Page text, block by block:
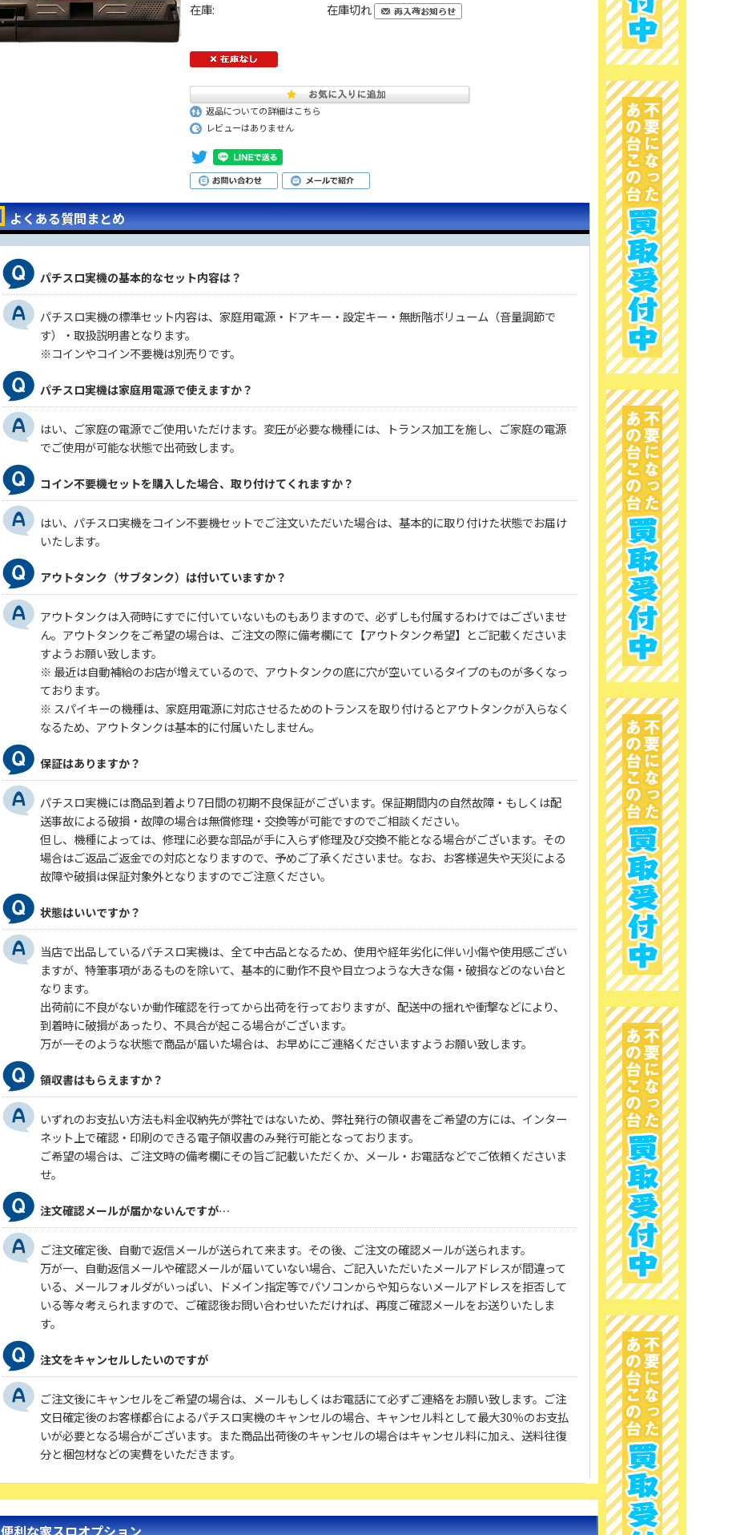
在庫: 在庫切れ
返品についての詳細はこちら
レビューはありません
よくある質問まとめ
パチスロ実機の基本的なセット内容は？
パチスロ実機の標準セット内容は、家庭用電源・ドアキー・設定キー・無断階ボリューム（音量調節で
す）・取扱説明書となります。
※コインやコイン不要機は別売りです。
パチスロ実機は家庭用電源で使えますか？
はい、ご家庭の電源でご使用いただけます。変圧が必要な機種には、トランス加工を施し、ご家庭の電源
でご使用が可能な状態で出荷致します。
コイン不要機セットを購入した場合、取り付けてくれますか？
はい、パチスロ実機をコイン不要機セットでご注文いただいた場合は、基本的に取り付けた状態でお届け
いたします。
アウトタンク（サブタンク）は付いていますか？
アウトタンクは入荷時にすでに付いていないものもありますので、必ずしも付属するわけではございませ
ん。アウトタンクをご希望の場合は、ご注文の際に備考欄にて【アウトタンク希望】とご記載くださいま
すようお願い致します。
※ 最近は自動補給のお店が増えているので、アウトタンクの底に穴が空いているタイプのものが多くなっ
ております。
※ スパイキーの機種は、家庭用電源に対応させるためのトランスを取り付けるとアウトタンクが入らなく
なるため、アウトタンクは基本的に付属いたしません。
保証はありますか？
パチスロ実機には商品到着より7日間の初期不良保証がございます。保証期間内の自然故障・もしくは配
送事故による破損・故障の場合は無償修理・交換等が可能ですのでご相談ください。
但し、機種によっては、修理に必要な部品が手に入らず修理及び交換不能となる場合がございます。その
場合はご返品ご返金での対応となりますので、予めご了承くださいませ。なお、お客様過失や天災による
故障や破損は保証対象外となりますのでご注意ください。
状態はいいですか？
当店で出品しているパチスロ実機は、全て中古品となるため、使用や経年劣化に伴い小傷や使用感ござい
ますが、特筆事項があるものを除いて、基本的に動作不良や目立つような大きな傷・破損などのない台と
なります。
出荷前に不良がないか動作確認を行ってから出荷を行っておりますが、配送中の揺れや衝撃などにより、
到着時に破損があったり、不具合が起こる場合がございます。
万が一そのような状態で商品が届いた場合は、お早めにご連絡くださいますようお願い致します。
領収書はもらえますか？
いずれのお支払い方法も料金収納先が弊社ではないため、弊社発行の領収書をご希望の方には、インター
ネット上で確認・印刷のできる電子領収書のみ発行可能となっております。
ご希望の場合は、ご注文時の備考欄にその旨ご記載いただくか、メール・お電話などでご依頼くださいま
せ。
注文確認メールが届かないんですが…
ご注文確定後、自動で返信メールが送られて来ます。その後、ご注文の確認メールが送られます。
万が一、自動返信メールや確認メールが届いていない場合、ご記入いただいたメールアドレスが間違って
いる、メールフォルダがいっぱい、ドメイン指定等でパソコンからや知らないメールアドレスを拒否して
いる等々考えられますので、ご確認後お問い合わせいただければ、再度ご確認メールをお送りいたしま
す。
注文をキャンセルしたいのですが
ご注文後にキャンセルをご希望の場合は、メールもしくはお電話にて必ずご連絡をお願い致します。ご注
文日確定後のお客様都合によるパチスロ実機のキャンセルの場合、キャンセル料として最大30％のお支払
いが必要となる場合がございます。また商品出荷後のキャンセルの場合はキャンセル料に加え、送料往復
分と梱包材などの実費をいただきます。
便利な家スロオプション